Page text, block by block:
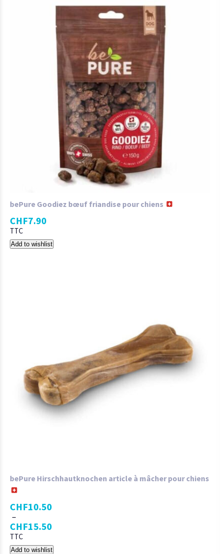
bePure Goodiez bœuf friandise pour chiens
CHF7.90
TTC
Add to wishlist
bePure Hirschhautknochen article à mâcher pour chiens
CHF10.50
–
CHF15.50
TTC
Add to wishlist